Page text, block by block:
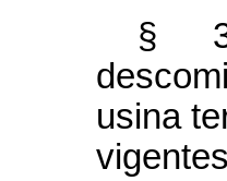
§
usina